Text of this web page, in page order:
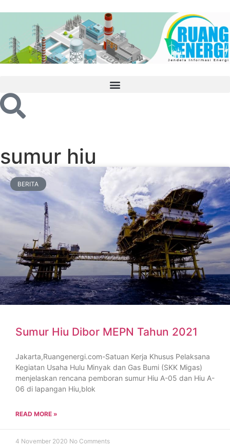
sumur hiu
BERITA
Sumur Hiu Dibor MEPN Tahun 2021
Jakarta,Ruangenergi.com-Satuan Kerja Khusus Pelaksana
Kegiatan Usaha Hulu Minyak dan Gas Bumi (SKK Migas)
menjelaskan rencana pemboran sumur Hiu A-05 dan Hiu A-
06 di lapangan Hiu,blok
READ MORE »
4 November 2020 No Comments